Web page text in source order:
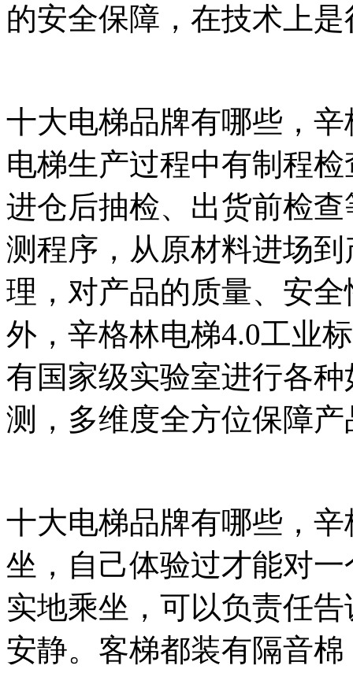
的安全保障，在技术上
十大电梯品牌有哪些，
电梯生产过程中有制程
进仓后抽检、出货前检
测程序，从原材料进场
理，对产品的质量、安
外，辛格林电梯4.0工业
有国家级实验室进行各
测，多维度全方位保障
十大电梯品牌有哪些，
坐，自己体验过才能对
实地乘坐，可以负责任
安静。客梯都装有隔音